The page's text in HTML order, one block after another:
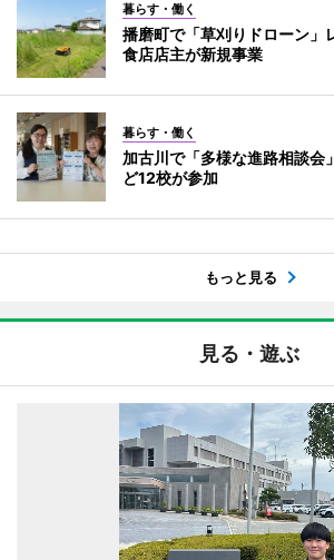
暮らす・働く
播磨町で「草刈りドローン
食店店主が新規事業
暮らす・働く
加古川で「多様な進路相談
ど12校が参加
もっと見る
見る・遊ぶ